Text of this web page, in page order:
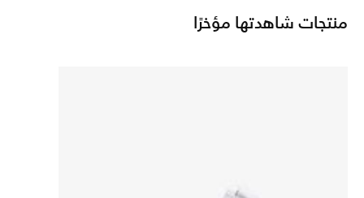
منتجات شاهدتها مؤخرًا